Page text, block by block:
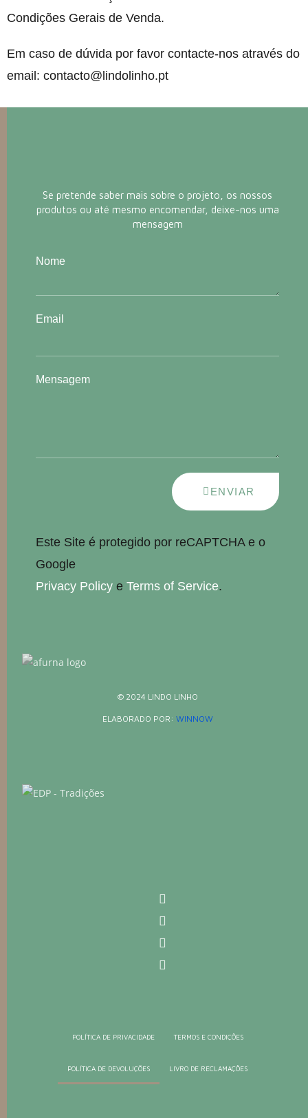
Condições Gerais de Venda.
Em caso de dúvida por favor contacte-nos através do
email: contacto@lindolinho.pt
POLÍTICA DE PRIVACIDADE TERMOS E CONDIÇÕES
POLÍTICA DE DEVOLUÇÕES LIVRO DE RECLAMAÇÕES
© 2024 LINDO LINHO
ELABORADO POR: WINNOW
Se pretende saber mais sobre o projeto, os nossos
produtos ou até mesmo encomendar, deixe-nos uma
mensagem
Nome
Email
Mensagem
ENVIAR
Este Site é protegido por reCAPTCHA e o
Google
Privacy Policy e Terms of Service.